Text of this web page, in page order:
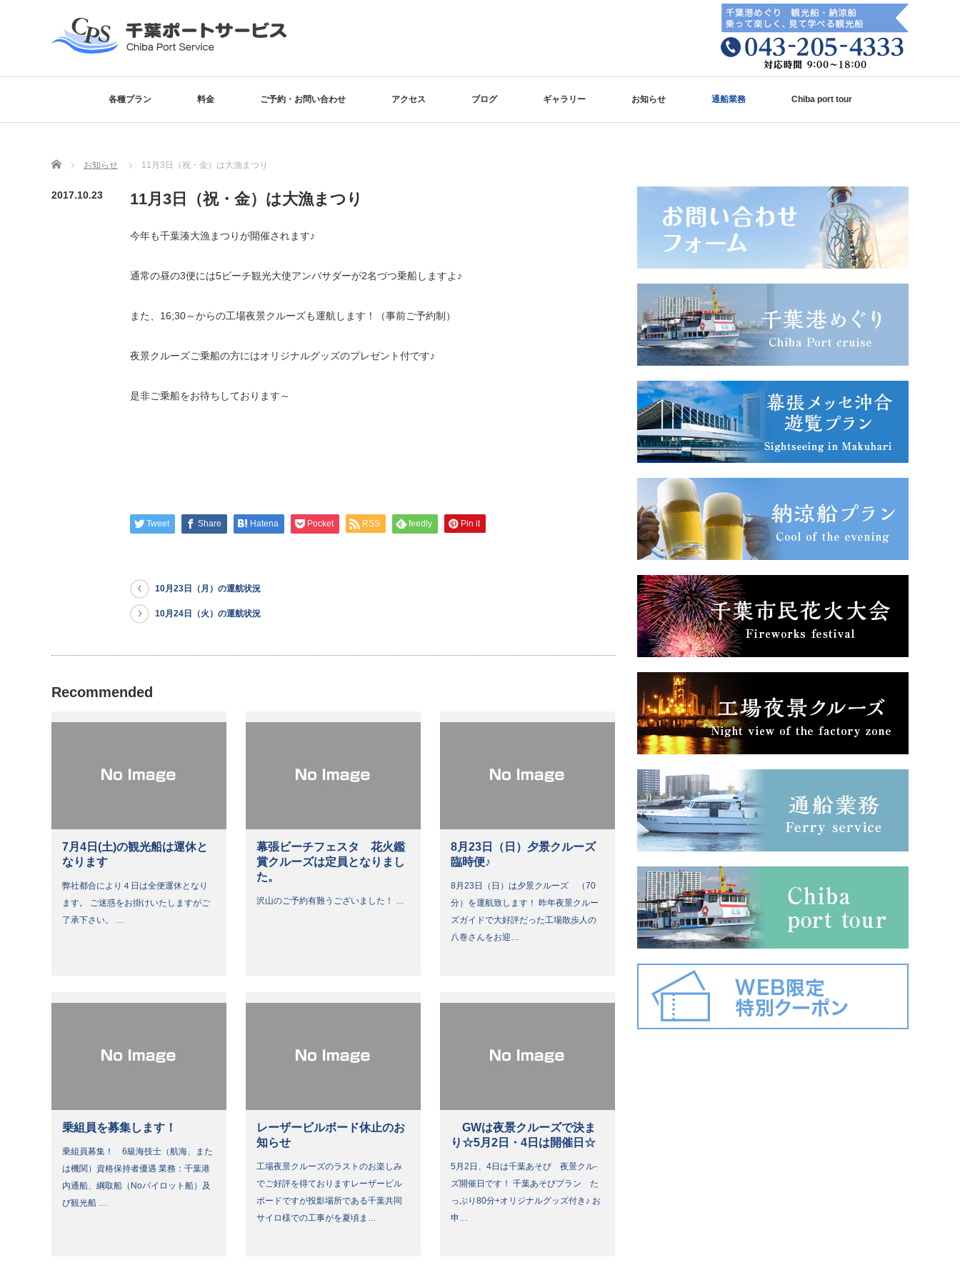
各種プラン 料金 ご予約・お問い合わせ アクセス ブログ ギャラリー お知らせ 通船業務 Chiba port tour
Home お知らせ 11月3日（祝・金）は大漁まつり
2017.10.23 11月3日（祝・金）は大漁まつり
今年も千葉湊大漁まつりが開催されます♪
通常の昼の3便には5ビーチ観光大使アンバサダーが2名づつ乗船しますよ♪
また、16;30～からの工場夜景クルーズも運航します！（事前ご予約制）
夜景クルーズご乗船の方にはオリジナルグッズのプレゼント付です♪
是非ご乗船をお待ちしております～
Tweet Share Hatena Pocket RSS feedly Pin it
10月23日（月）の運航状況
10月24日（火）の運航状況
Recommended
7月4日(土)の観光船は運休と
なります
弊社都合により４日は全便運休となり
ます。 ご迷惑をお掛けいたしますがご
了承下さい。 …
幕張ビーチフェスタ 花火鑑
賞クルーズは定員となりまし
た。
沢山のご予約有難うございました！ …
8月23日（日）夕景クルーズ
臨時便♪
8月23日（日）は夕景クルーズ （70
分）を運航致します！ 昨年夜景クルー
ズガイドで大好評だった工場散歩人の
八巻さんをお迎…
乗組員を募集します！
乗組員募集！ 6級海技士（航海、また
は機関）資格保持者優遇 業務：千葉港
内通船、綱取船（Noパイロット船）及
び観光船 …
レーザービルボード休止のお
知らせ
工場夜景クルーズのラストのお楽しみ
でご好評を得ておりますレーザービル
ボードですが投影場所である千葉共同
サイロ様での工事がを夏頃ま…
GWは夜景クルーズで決ま
り☆5月2日・4日は開催日☆
5月2日、4日は千葉あそび 夜景クル-
ズ開催日です！ 千葉あそびプラン た
っぷり80分+オリジナルグッズ付き♪ お
申…